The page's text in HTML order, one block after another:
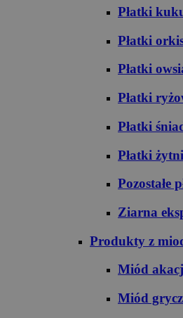
Płatki
Płatki
Płatki
Płatki
Płatki
Płatki
Pozostałe
Ziarna
Produkty z
Miód
Miód